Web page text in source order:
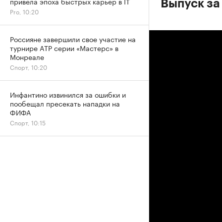
Выпуск
Pro, 10:20
Россияне завершили свое участие на
турнире ATP серии «Мастерс» в
Монреале
Спорт, 10:20
Инфантино извинился за ошибки и
пообещал пресекать нападки на
ФИФА
Спорт, 10:15